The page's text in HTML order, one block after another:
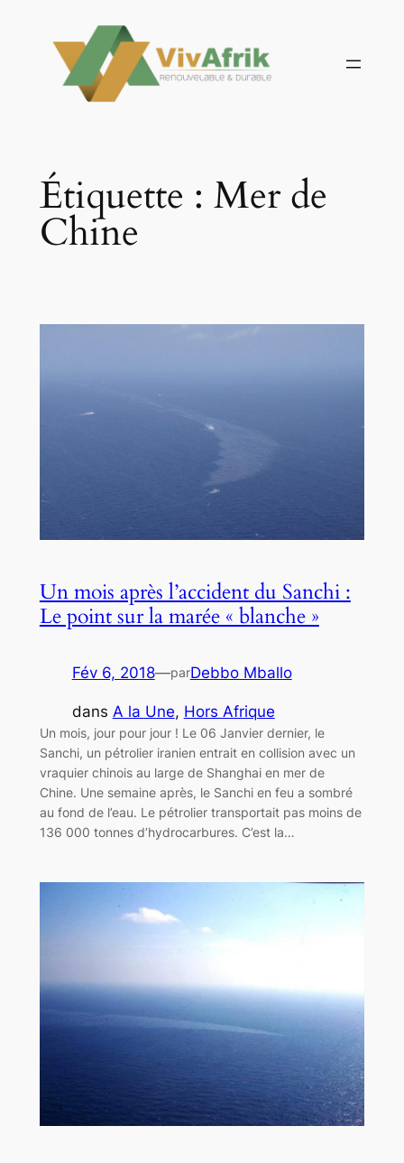
contenu
Étiquette : Mer de
Chine
Un mois après l’accident du Sanchi :
Le point sur la marée « blanche »
Fév 6, 2018—parDebbo Mballo
dans A la Une, Hors Afrique
Un mois, jour pour jour ! Le 06 Janvier dernier, le
Sanchi, un pétrolier iranien entrait en collision avec un
vraquier chinois au large de Shanghai en mer de
Chine. Une semaine après, le Sanchi en feu a sombré
au fond de l’eau. Le pétrolier transportait pas moins de
136 000 tonnes d’hydrocarbures. C’est la…